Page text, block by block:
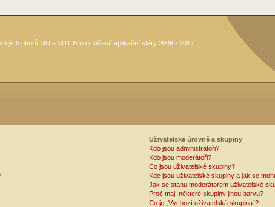
oborů MU a VUT Brno s účastí aplikační sféry 2009 - 2012
Uživatelské úrovně a skupiny
Kdo jsou administrátoři?
Kdo jsou moderátoři?
Co jsou uživatelské skupiny?
Kde jsou uživatelské skupiny a jak se
Jak se stanu moderátorem uživatelské
Proč mají některé skupiny jinou barvu?
Co je „Výchozí uživatelská skupina“?